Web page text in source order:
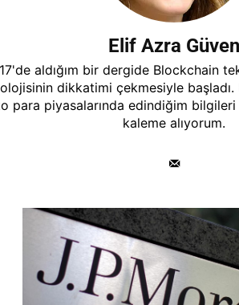
Elif Azra Güven
aldığım bir dergide
dikkatimi çekmesiyle
para piyasalarında edindiğim
kaleme alıyorum.